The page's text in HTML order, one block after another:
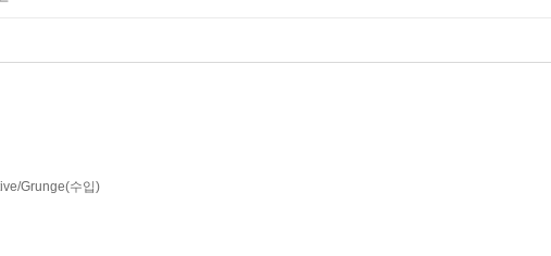
Grunge(수입)